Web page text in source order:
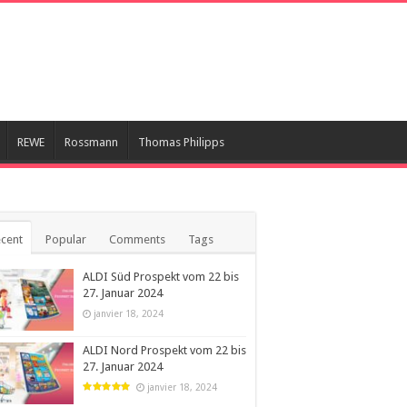
REWE Rossmann Thomas Philipps
Popular Comments Tags
ALDI Süd Prospekt vom 22 bis
27. Januar 2024
janvier 18, 2024
ALDI Nord Prospekt vom 22 bis
27. Januar 2024
janvier 18, 2024